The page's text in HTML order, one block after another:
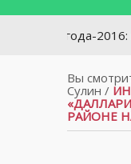
года-2016:
Вы
Сулин /
РАЙОНЕ